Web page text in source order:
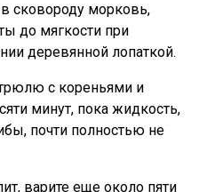
в сковороду морковь,
до мягкости при
деревянной лопаткой.
с кореньями и
минут, пока жидкость,
почти полностью не
варите еще около пяти